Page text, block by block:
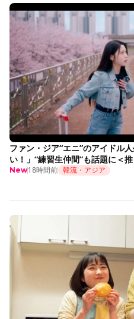
ファン・ジア“エニ”のアイドル
い！」“練習生仲間”も話題に＜
New18時間前 韓流・アジア